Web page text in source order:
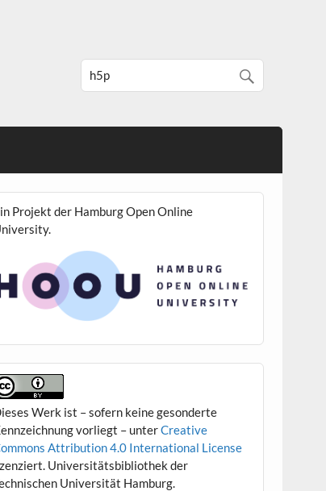
Projekt der Hamburg Open Online
Werk ist – sofern keine gesonderte
vorliegt – unterCreative
Attribution 4.0 International License
Universitätsbibliothek der
Universität Hamburg.